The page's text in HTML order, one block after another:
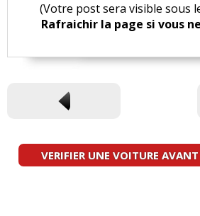
(Votre post sera visible sous
Rafraichir la page si vous
VERIFIER UNE VOITURE